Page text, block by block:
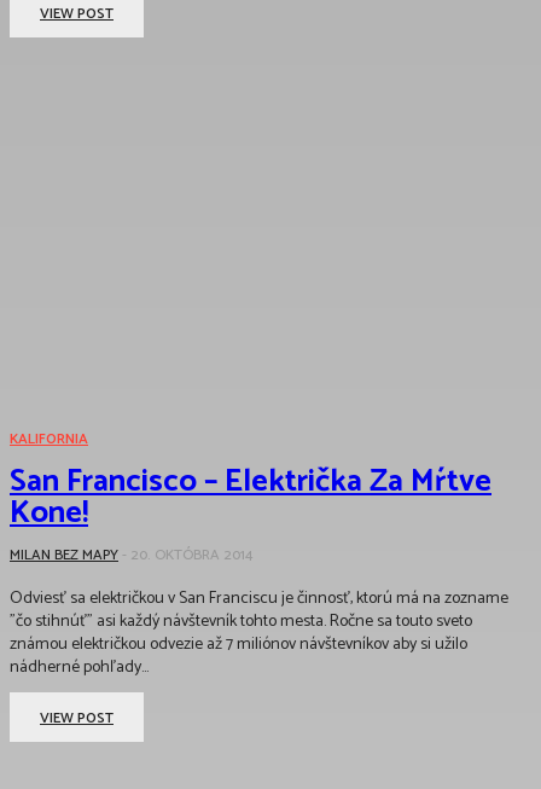
VIEW POST
KALIFORNIA
San Francisco – Električka Za Mŕtve
Kone!
MILAN BEZ MAPY - 20. OKTÓBRA 2014
Odviesť sa električkou v San Franciscu je činnosť, ktorú má na zozname
"čo stihnúť" asi každý návštevník tohto mesta. Ročne sa touto sveto
známou električkou odvezie až 7 miliónov návštevníkov aby si užilo
nádherné pohľady...
VIEW POST